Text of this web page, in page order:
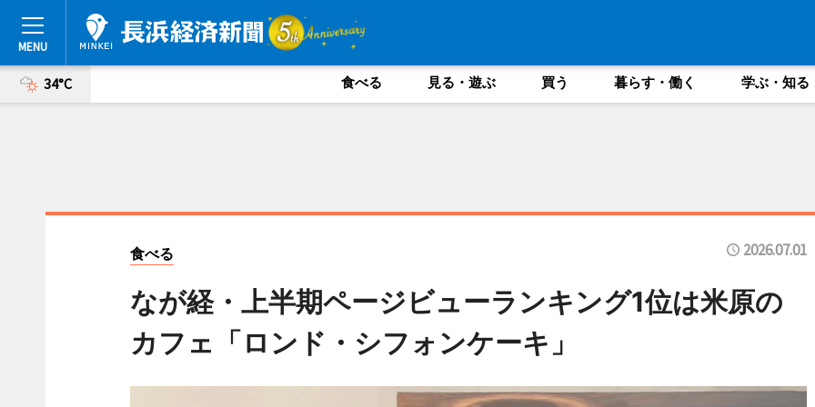
34°C 食べる 見る・遊ぶ 買う 暮らす・働く 学ぶ・知る
食べる 2026.07.01
なが経・上半期ページビューランキング1位は米原の
カフェ「ロンド・シフォンケーキ」